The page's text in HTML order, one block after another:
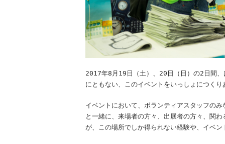
2017年8月19日（土）、20日（日）の2日間
にともない、このイベントをいっしょにつく
イベントにおいて、ボランティアスタッフの
と一緒に、来場者の方々、出展者の方々、関
が、この場所でしか得られない経験や、イベ